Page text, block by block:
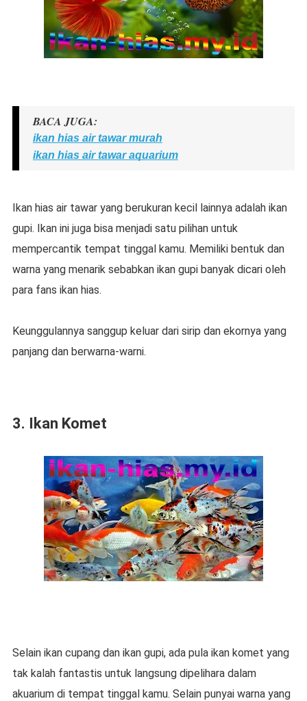
BACA JUGA:
ikan hias air tawar murah
ikan hias air tawar aquarium
Ikan hias air tawar yang berukuran kecil lainnya adalah ikan
gupi. Ikan ini juga bisa menjadi satu pilihan untuk
mempercantik tempat tinggal kamu. Memiliki bentuk dan
warna yang menarik sebabkan ikan gupi banyak dicari oleh
para fans ikan hias.
Keunggulannya sanggup keluar dari sirip dan ekornya yang
panjang dan berwarna-warni.
3. Ikan Komet
Selain ikan cupang dan ikan gupi, ada pula ikan komet yang
tak kalah fantastis untuk langsung dipelihara dalam
akuarium di tempat tinggal kamu. Selain punyai warna yang